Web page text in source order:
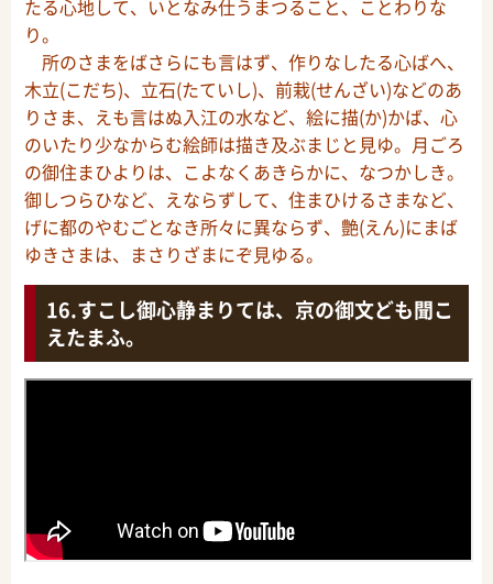
たる心地して、いとなみ仕うまつること、ことわりな
り。
所のさまをばさらにも言はず、作りなしたる心ばへ、
木立(こだち)、立石(たていし)、前栽(せんざい)などのあ
りさま、えも言はぬ入江の水など、絵に描(か)かば、心
のいたり少なからむ絵師は描き及ぶまじと見ゆ。月ごろ
の御住まひよりは、こよなくあきらかに、なつかしき。
御しつらひなど、えならずして、住まひけるさまなど、
げに都のやむごとなき所々に異ならず、艶(えん)にまば
ゆきさまは、まさりざまにぞ見ゆる。
すこし御心静まりては、京の御文ども聞こ
えたまふ。